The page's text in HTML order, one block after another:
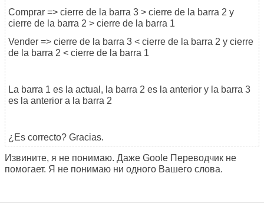
Comprar => cierre de la barra 3 > cierre de la barra 2 y
cierre de la barra 2 > cierre de la barra 1
Vender => cierre de la barra 3 < cierre de la barra 2 y cierre
de la barra 2 < cierre de la barra 1
La barra 1 es la actual, la barra 2 es la anterior y la barra 3
es la anterior a la barra 2
¿Es correcto? Gracias.
Извините, я не понимаю. Даже Goole Переводчик не
помогает. Я не понимаю ни одного Вашего слова.